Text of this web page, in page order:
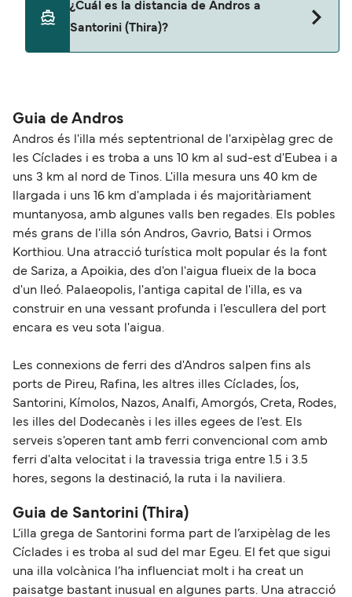
ferry. Puede que necesites el pasaporte de tus
mascotas y otros documentos. Actualmente
puedes viajar con mascotas con:
¿Cuál es la distancia de Andros a
Santorini (Thira)?
Guia de Andros
Andros és l'illa més septentrional de l'arxipèlag grec de
les Cíclades i es troba a uns 10 km al sud-est d'Eubea i a
uns 3 km al nord de Tinos. L'illa mesura uns 40 km de
llargada i uns 16 km d'amplada i és majoritàriament
muntanyosa, amb algunes valls ben regades. Els pobles
més grans de l'illa són Andros, Gavrio, Batsi i Ormos
Korthiou. Una atracció turística molt popular és la font
de Sariza, a Apoikia, des d'on l'aigua flueix de la boca
d'un lleó. Palaeopolis, l'antiga capital de l'illa, es va
construir en una vessant profunda i l'escullera del port
encara es veu sota l'aigua.
Les connexions de ferri des d'Andros salpen fins als
ports de Pireu, Rafina, les altres illes Cíclades, Íos,
Santorini, Kímolos, Nazos, Analfi, Amorgós, Creta, Rodes,
les illes del Dodecanès i les illes egees de l'est. Els
serveis s'operen tant amb ferri convencional com amb
ferri d'alta velocitat i la travessia triga entre 1.5 i 3.5
hores, segons la destinació, la ruta i la naviliera.
Guia de Santorini (Thira)
L’illa grega de Santorini forma part de l’arxipèlag de les
Cíclades i es troba al sud del mar Egeu. El fet que sigui
una illa volcànica l’ha influenciat molt i ha creat un
paisatge bastant inusual en algunes parts. Una atracció